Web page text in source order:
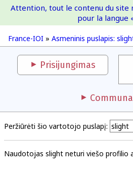
France-IOI » Asmeninis puslapis:
Attention, tout le contenu du site
pour la langue
Prisijungimas
Peržiūrėti šio vartotojo puslapį:
Naudotojas slight neturi viešo profilio